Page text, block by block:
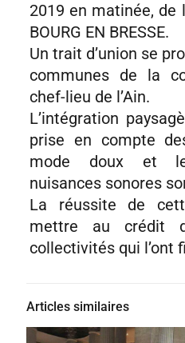
2019 en matinée, de
BOURG EN BRESSE.
Un trait d’union se
communes de la
chef-lieu de l’Ain.
L’intégration
prise en compte
mode doux et
nuisances sonores
La réussite de
mettre au crédit
collectivités qui l’ont
Articles similaires